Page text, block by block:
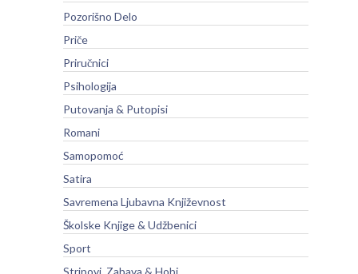
Pozorišno Delo
Priče
Priručnici
Psihologija
Putovanja & Putopisi
Romani
Samopomoć
Satira
Savremena Ljubavna Književnost
Školske Knjige & Udžbenici
Sport
Stripovi, Zabava & Hobi